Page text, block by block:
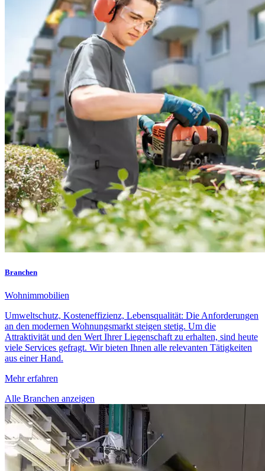
Branchen
Wohnimmobilien
Umweltschutz, Kosteneffizienz, Lebensqualität: Die Anforderungen
an den modernen Wohnungsmarkt steigen stetig. Um die
Attraktivität und den Wert Ihrer Liegenschaft zu erhalten, sind heute
viele Services gefragt. Wir bieten Ihnen alle relevanten Tätigkeiten
aus einer Hand.
Mehr erfahren
Alle Branchen anzeigen